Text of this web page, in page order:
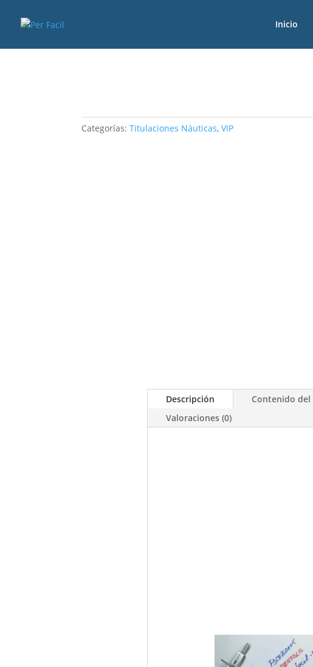
Inicio
Categorías:Titulaciones Náuticas,VIP
Descripción Contenido del
Valoraciones (0)